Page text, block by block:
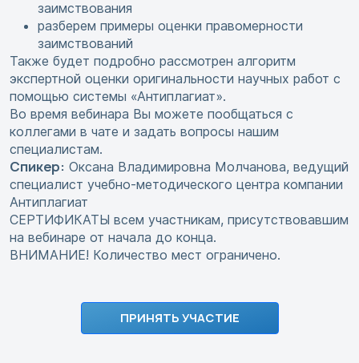
заимствования
разберем примеры оценки правомерности
заимствований
Также будет подробно рассмотрен алгоритм
экспертной оценки оригинальности научных работ с
помощью системы «Антиплагиат».
Во время вебинара Вы можете пообщаться с
коллегами в чате и задать вопросы нашим
специалистам.
Спикер: Оксана Владимировна Молчанова, ведущий
специалист учебно-методического центра компании
Антиплагиат
СЕРТИФИКАТЫ всем участникам, присутствовавшим
на вебинаре от начала до конца.
ВНИМАНИЕ! Количество мест ограничено.
ПРИНЯТЬ УЧАСТИЕ